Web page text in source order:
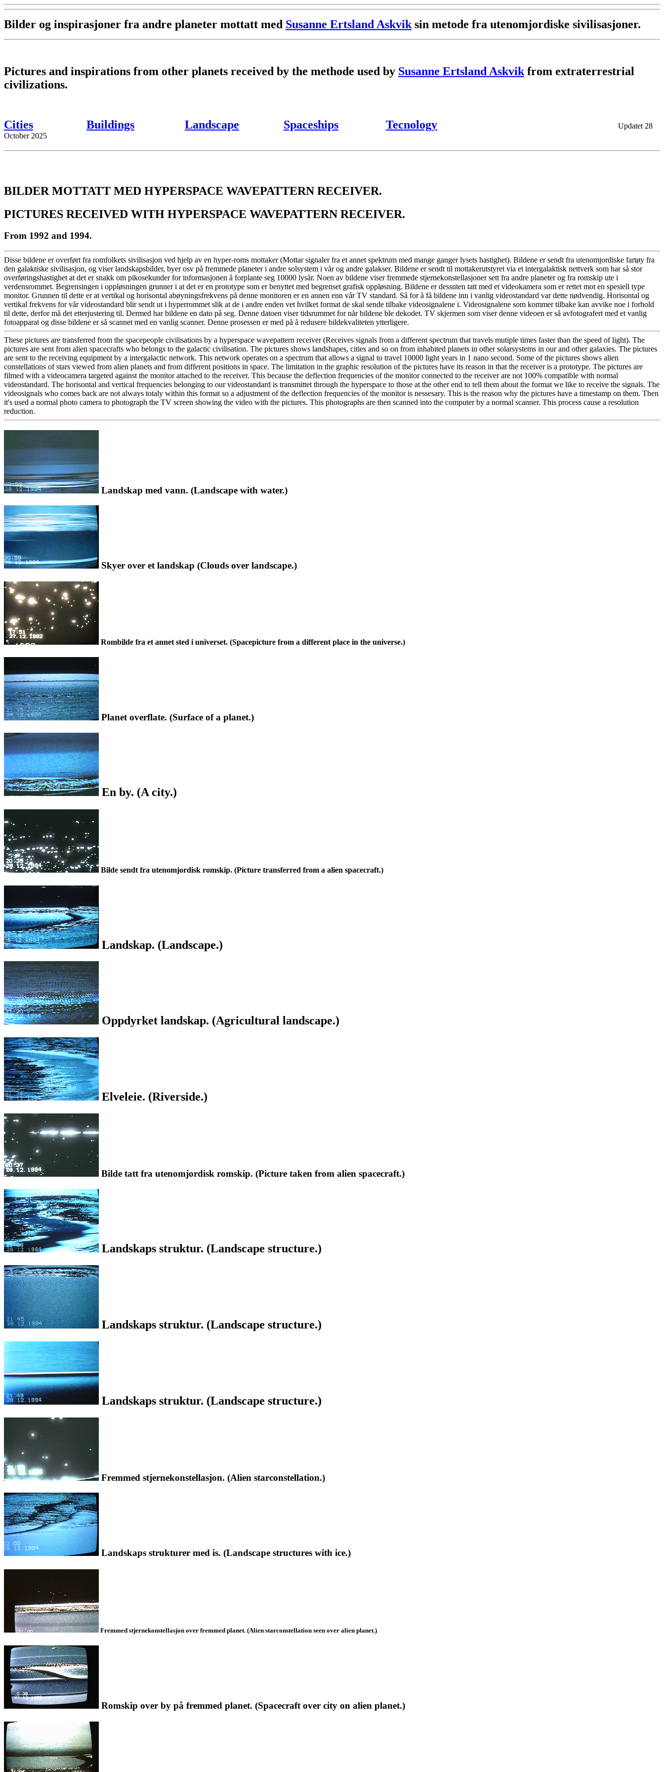
Bilder og inspirasjoner fra andre planeter mottatt med Susanne Ertsland Askvik sin metode fra utenomjordiske sivilisasjoner.
Pictures and inspirations from other planets received by the methode used by Susanne Ertsland Askvik from extraterrestrial
civilizations.
Cities Buildings Landscape Spaceships Tecnology
Updatet 28
October 2025
BILDER MOTTATT MED HYPERSPACE WAVEPATTERN RECEIVER.
PICTURES RECEIVED WITH HYPERSPACE WAVEPATTERN RECEIVER.
From 1992 and 1994.
Disse bildene er overført fra romfolkets sivilisasjon ved hjelp av en hyper-roms mottaker (Mottar signaler fra et annet spektrum med mange ganger lysets hastighet). Bildene er sendt fra utenomjordiske fartøy fra
den galaktiske sivilisasjon, og viser landskapsbilder, byer osv på fremmede planeter i andre solsystem i vår og andre galakser. Bildene er sendt til mottakerutstyret via et intergalaktisk nettverk som har så stor
overføringshastighet at det er snakk om pikosekunder for informasjonen å forplante seg 10000 lysår. Noen av bildene viser fremmede stjernekonstellasjoner sett fra andre planeter og fra romskip ute i
verdensrommet. Begrensingen i oppløsningen grunner i at det er en prototype som er benyttet med begrenset grafisk oppløsning. Bildene er dessuten tatt med et videokamera som er rettet mot en spesiell type
monitor. Grunnen til dette er at vertikal og horisontal abøyningsfrekvens på denne monitoren er en annen enn vår TV standard. Så for å få bildene inn i vanlig videostandard var dette nødvendig. Horisontal og
vertikal frekvens for vår videostandard blir sendt ut i hyperrommet slik at de i andre enden vet hvilket format de skal sende tilbake videosignalene i. Videosignalene som kommer tilbake kan avvike noe i forhold
til dette, derfor må det etterjustering til. Dermed har bildene en dato på seg. Denne datoen viser tidsrummet for når bildene ble dekodet. TV skjermen som viser denne videoen er så avfotografert med et vanlig
fotoapparat og disse bildene er så scannet med en vanlig scanner. Denne prosessen er med på å redusere bildekvaliteten ytterligere.
These pictures are transferred from the spacepeople civilisations by a hyperspace wavepattern receiver (Receives signals from a different spectrum that travels mutiple times faster than the speed of light). The
pictures are sent from alien spacecrafts who belongs to the galactic civilisation. The pictures shows landshapes, cities and so on from inhabited planets in other solarsystems in our and other galaxies. The pictures
are sent to the receiving equipment by a intergalactic network. This network operates on a spectrum that allows a signal to travel 10000 light years in 1 nano second. Some of the pictures shows alien
constellations of stars viewed from alien planets and from different positions in space. The limitation in the graphic resolution of the pictures have its reason in that the receiver is a prototype. The pictures are
filmed with a videocamera targeted against the monitor attached to the receiver. This because the deflection frequencies of the monitor connected to the receiver are not 100% compatible with normal
videostandard. The horisontal and vertical frequencies belonging to our videostandard is transmittet through the hyperspace to those at the other end to tell them about the format we like to receive the signals. The
videosignals who comes back are not always totaly within this format so a adjustment of the deflection frequencies of the monitor is nessesary. This is the reason why the pictures have a timestamp on them. Then
it's used a normal photo camera to photograph the TV screen showing the video with the pictures. This photographs are then scanned into the computer by a normal scanner. This process cause a resolution
reduction.
Landskap med vann. (Landscape with water.)
Skyer over et landskap (Clouds over landscape.)
Rombilde fra et annet sted i universet. (Spacepicture from a different place in the universe.)
Planet overflate. (Surface of a planet.)
En by. (A city.)
Bilde sendt fra utenomjordisk romskip. (Picture transferred from a alien spacecraft.)
Landskap. (Landscape.)
Oppdyrket landskap. (Agricultural landscape.)
Elveleie. (Riverside.)
Bilde tatt fra utenomjordisk romskip. (Picture taken from alien spacecraft.)
Landskaps struktur. (Landscape structure.)
Landskaps struktur. (Landscape structure.)
Landskaps struktur. (Landscape structure.)
Fremmed stjernekonstellasjon. (Alien starconstellation.)
Landskaps strukturer med is. (Landscape structures with ice.)
Fremmed stjernekonstellasjon over fremmed planet. (Alien starconstellation seen over alien planet.)
Romskip over by på fremmed planet. (Spacecraft over city on alien planet.)